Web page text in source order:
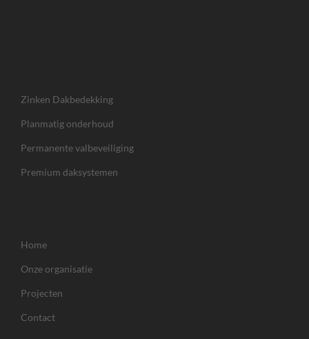
Zinken Dakbedekking
Planmatig onderhoud
Permanente valbeveiliging
Premium daksystemen
Home
Onze organisatie
Projecten
Contact